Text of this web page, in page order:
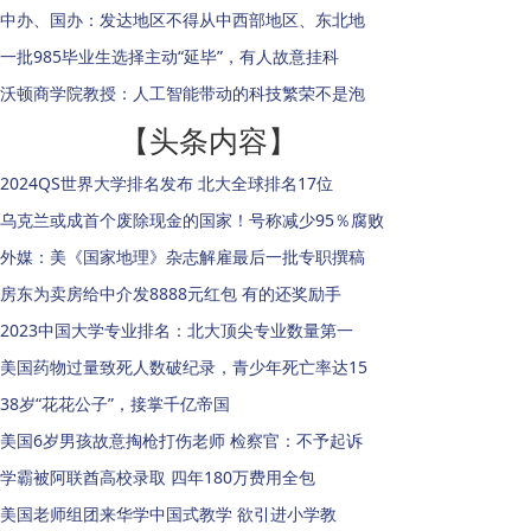
中办、国办：发达地区不得从中西部地区、东北地
一批985毕业生选择主动“延毕”，有人故意挂科
沃顿商学院教授：人工智能带动的科技繁荣不是泡
【头条内容】
2024QS世界大学排名发布 北大全球排名17位
乌克兰或成首个废除现金的国家！号称减少95％腐败
外媒：美《国家地理》杂志解雇最后一批专职撰稿
房东为卖房给中介发8888元红包 有的还奖励手
2023中国大学专业排名：北大顶尖专业数量第一
美国药物过量致死人数破纪录，青少年死亡率达15
38岁“花花公子”，接掌千亿帝国
美国6岁男孩故意掏枪打伤老师 检察官：不予起诉
学霸被阿联酋高校录取 四年180万费用全包
美国老师组团来华学中国式教学 欲引进小学教